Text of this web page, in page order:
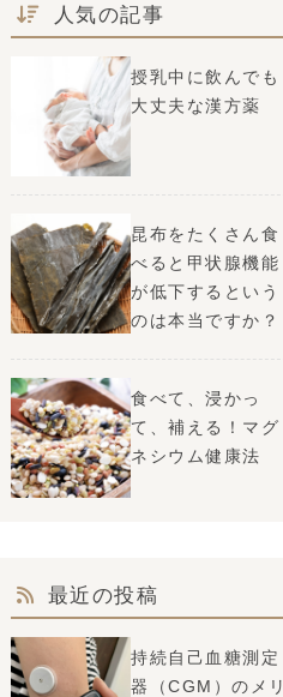
人気の記事
授乳中に飲んでも
大丈夫な漢方薬
昆布をたくさん食
べると甲状腺機能
が低下するという
のは本当ですか？
食べて、浸かっ
て、補える！マグ
ネシウム健康法
最近の投稿
持続自己血糖測定
器（CGM）のメリ